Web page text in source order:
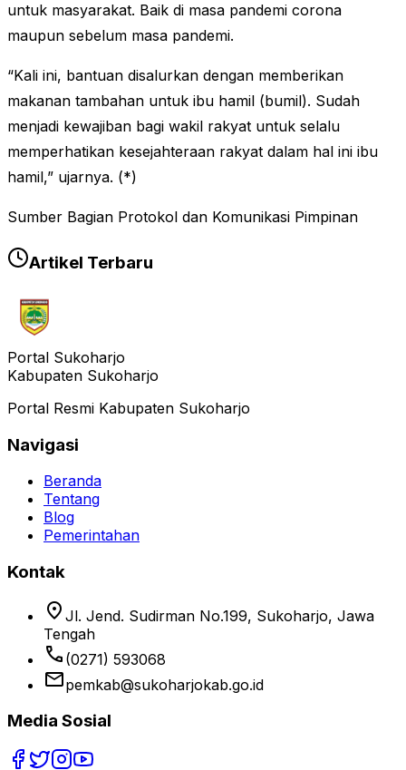
untuk masyarakat. Baik di masa pandemi corona
maupun sebelum masa pandemi.
“Kali ini, bantuan disalurkan dengan memberikan
makanan tambahan untuk ibu hamil (bumil). Sudah
menjadi kewajiban bagi wakil rakyat untuk selalu
memperhatikan kesejahteraan rakyat dalam hal ini ibu
hamil,” ujarnya. (*)
Sumber Bagian Protokol dan Komunikasi Pimpinan
Artikel Terbaru
Portal Sukoharjo
Kabupaten Sukoharjo
Portal Resmi Kabupaten Sukoharjo
Navigasi
Beranda
Tentang
Blog
Pemerintahan
Kontak
location_on Jl. Jend. Sudirman No.199, Sukoharjo, Jawa
Tengah
phone (0271) 593068
emailpemkab@sukoharjokab.go.id
Media Sosial